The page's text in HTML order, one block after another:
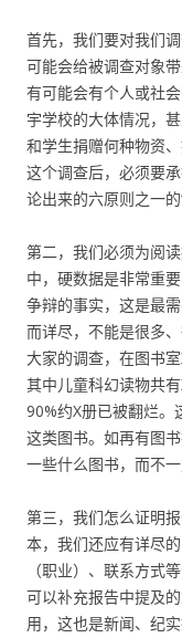
首先，我们要对我们
可能会给被调查对象
有可能会有个人或社
宇学校的大体情况，
和学生捐赠何种物资
这个调查后，必须要
论出来的六原则之一的“
第二，我们必须为阅
中，硬数据是非常重
争辩的事实，这是最
而详尽，不能是很多
大家的调查，在图书
其中儿童科幻读物共
90%约X册已被翻烂
这类图书。如再有图
一些什么图书，而不
第三，我们怎么证明
本，我们还应有详尽
（职业）、联系方式
可以补充报告中提及
用，这也是新闻、纪